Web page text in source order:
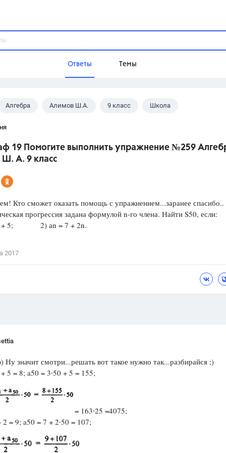
Ответы Темы
Домашнее задание
Школа
Разумовская М.М.,Габриелян
Красота,
Алгебра Алимов Ш.А. 9 класс Школа
19 Помогите выполнить упражнение №259
А. 9 класс
Кто сможет оказать помощь с упражнением...заранее спасибо..
прогрессия задана формулой n-го члена. Найти S50, если:
+ 5; 2) аn = 7 + 2n.
2017
Ну значит смотри...решать вот такое нужно так...разбирайся ;)
+ 5 = 8; a50 = 3∙50 + 5 = 155;
= 163∙25 =4075;
2 = 9; a50 = 7 + 2∙50 = 107;